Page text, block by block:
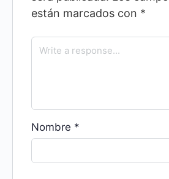
están marcados con *
Nombre *